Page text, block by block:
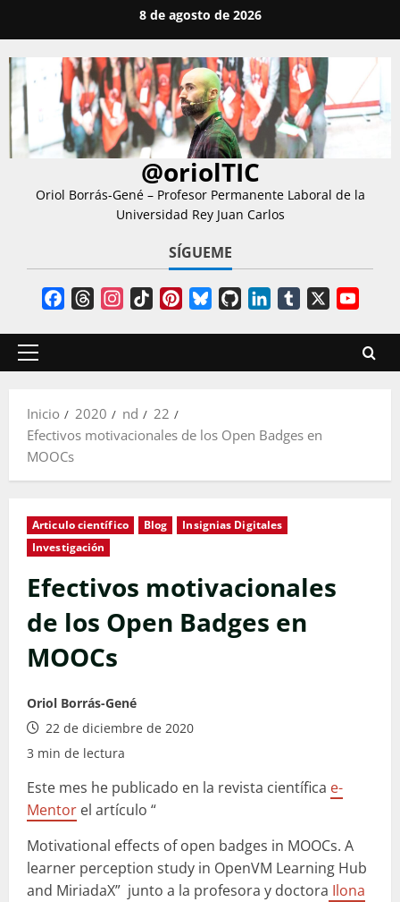
contenido
8 de agosto de 2026
@oriolTIC
Oriol Borrás-Gené – Profesor Permanente Laboral de la
Universidad Rey Juan Carlos
SÍGUEME
FacebookThreadsInstagram
TikTokPinterestBlueskyGitHubLinkedInTumblr
Menú
Inicio
2020 nd
22
Efectivos motivacionales de los Open Badges en
MOOCs
Articulo científico Blog
Insignias Digitales
Investigación
Efectivos motivacionales
de los Open Badges en
MOOCs
Oriol Borrás-Gené
22 de diciembre de 2020
3 min de lectura
Este mes he publicado en la revista científica e-
Mentor el artículo “
Motivational effects of open badges in MOOCs. A
learner perception study in OpenVM Learning Hub
and MiriadaX” junto a la profesora y doctora Ilona